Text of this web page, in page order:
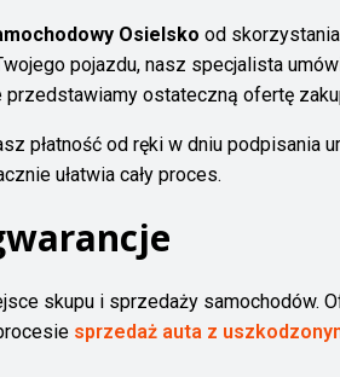
Osielsko od
pojazdu, nasz specjalista
przedstawiamy ostateczną ofertę
płatność od ręki w dniu
ułatwia cały proces.
skupu i sprzedaży samochodów.
sprzedaż auta z